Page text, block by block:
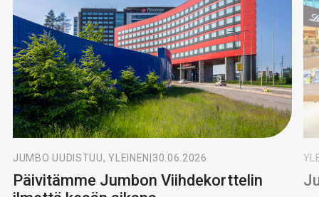
JUMBO UUDISTUU, YLEINEN 30.06.2026
Päivitämme Jumbon Viihdekorttelin